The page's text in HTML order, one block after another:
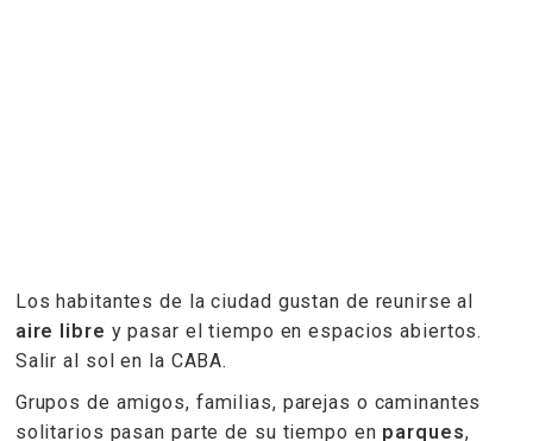
Los habitantes de la ciudad gustan de reunirse al
aire libre y pasar el tiempo en espacios abiertos.
Salir al sol en la CABA.
Grupos de amigos, familias, parejas o caminantes
solitarios pasan parte de su tiempo en parques,